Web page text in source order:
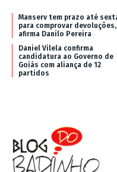
Manserv tem prazo até
para comprovar devoluções,
afirma Danilo Pereira
Daniel Vilela confirma
candidatura ao Governo de
Goiás com aliança de 12
partidos